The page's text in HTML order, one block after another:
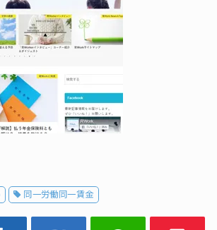
同一労働同一賃金